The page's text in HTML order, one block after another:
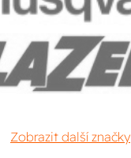
Zobrazit další značky